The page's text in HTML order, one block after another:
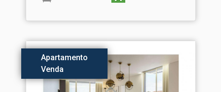
Apartamento
Venda